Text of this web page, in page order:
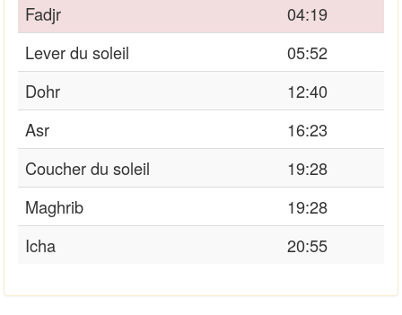
Fadjr
04:19
Lever du soleil
05:52
Dohr
12:40
Asr
16:23
Coucher du soleil
19:28
Maghrib
19:28
Icha
20:55